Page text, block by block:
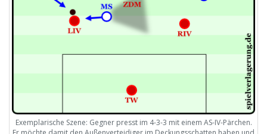
Exemplarische Szene: Gegner presst im 4-3-3 mit einem AS-IV-Pärchen.